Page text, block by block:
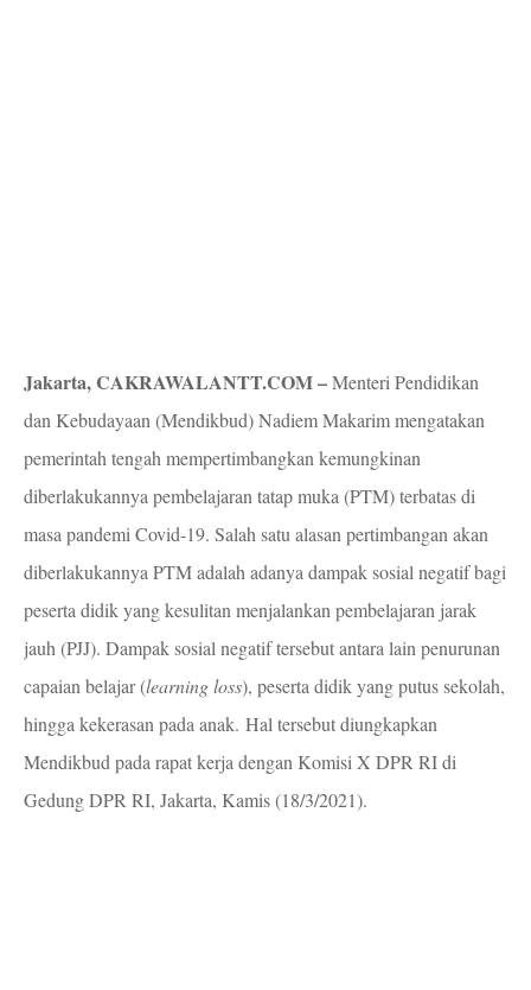
Jakarta, CAKRAWALANTT.COM –Menteri Pendidikan
dan Kebudayaan (Mendikbud) Nadiem Makarim mengatakan
pemerintah tengah mempertimbangkan kemungkinan
diberlakukannya pembelajaran tatap muka (PTM) terbatas di
masa pandemi Covid-19. Salah satu alasan pertimbangan akan
diberlakukannya PTM adalah adanya dampak sosial negatif bagi
peserta didik yang kesulitan menjalankan pembelajaran jarak
jauh (PJJ). Dampak sosial negatif tersebut antara lain penurunan
capaian belajar (learning loss), peserta didik yang putus sekolah,
hingga kekerasan pada anak. Hal tersebut diungkapkan
Mendikbud pada rapat kerja dengan Komisi X DPR RI di
Gedung DPR RI, Jakarta, Kamis (18/3/2021).